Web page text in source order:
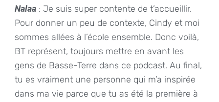
Nalaa : Je suis super contente de t’accueillir.
Pour donner un peu de contexte, Cindy et moi
sommes allées à l’école ensemble. Donc voilà,
BT représent, toujours mettre en avant les
gens de Basse-Terre dans ce podcast. Au final,
tu es vraiment une personne qui m’a inspirée
dans ma vie parce que tu as été la première à